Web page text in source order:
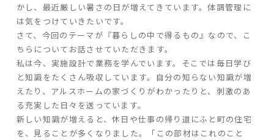
性能
- 高断熱性能
- 高耐震性能
- 高耐久性能
- 保証
家づくりの流れ
よくあるご質問
かし、最近厳しい暑さの日が増えてきています。体調管理に
は気をつけていきたいです。
さて、今回のテーマが『暮らしの中で得るもの』なので、こ
ちらについてお話させていただきます。
私は今、実施設計で業務を学んでいます。そこでは毎日学び
と知識をたくさん吸収しています。自分の知らない知識が増
えたり、アルスホームの家づくりがわかったりと、刺激のあ
る充実した日々を送っています。
新しい知識が増えると、休日や仕事の帰り道にふと町の住宅
を、見ることが多くなりました。「この部材はこれのこと